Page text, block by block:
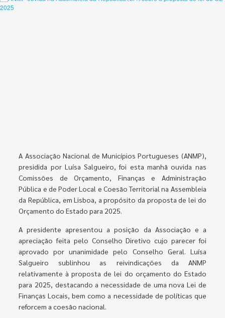
A Associação Nacional de Municípios Portugueses (ANMP),
presidida por Luísa Salgueiro, foi esta manhã ouvida nas
Comissões de Orçamento, Finanças e Administração
Pública e de Poder Local e Coesão Territorial na Assembleia
da República, em Lisboa, a propósito da proposta de lei do
Orçamento do Estado para 2025.
A presidente apresentou a posição da Associação e a
apreciação feita pelo Conselho Diretivo cujo parecer foi
aprovado por unanimidade pelo Conselho Geral. Luísa
Salgueiro sublinhou as reivindicações da ANMP
relativamente à proposta de lei do orçamento do Estado
para 2025, destacando a necessidade de uma nova Lei de
Finanças Locais, bem como a necessidade de políticas que
reforcem a coesão nacional.